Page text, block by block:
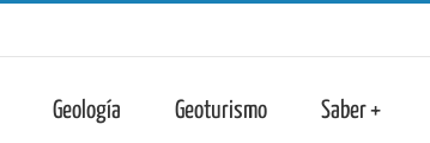
Geología Geoturismo Saber +